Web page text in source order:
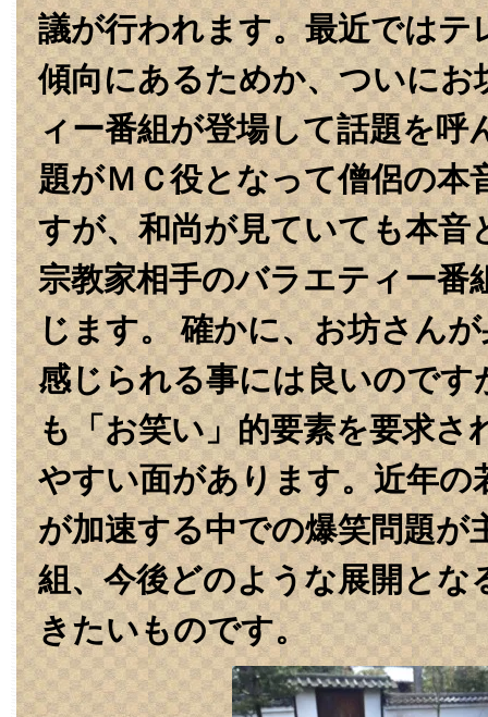
議が行われます。最近ではテ
傾向にあるためか、ついにお
ィー番組が登場して話題を呼んで
題がＭＣ役となって僧侶の本
すが、和尚が見ていても本音
宗教家相手のバラエティー番
じます。 確かに、お坊さん
感じられる事には良いのです
も「お笑い」的要素を要求さ
やすい面があります。‏近年の若者たちの宗教離れ
が加速する中での爆笑問題が
組、今後どのような展開とな